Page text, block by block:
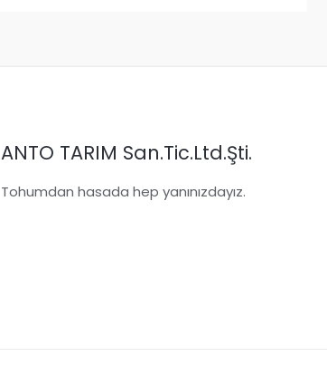
ANTO TARIM San.Tic.Ltd.Şti.
Tohumdan hasada hep yanınızdayız.